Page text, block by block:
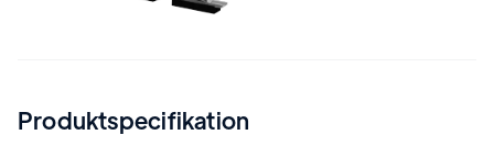
Produktspecifikation